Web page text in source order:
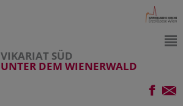
VIKARIAT SÜD
UNTER DEM WIENERWALD